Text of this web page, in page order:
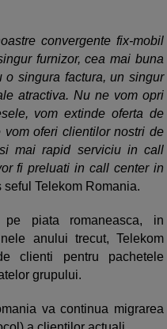
convergente fix-mobil
furnizor, cea mai buna
o singura factura, un singur
atractiva. Nu ne vom opri
vom extinde oferta de
oferi clientilor nostri de
mai rapid serviciu in call
fi preluati in call center in
seful Telekom Romania.
piata romaneasca, in
anului trecut, Telekom
clienti pentru pachetele
grupului.
va continua migrarea